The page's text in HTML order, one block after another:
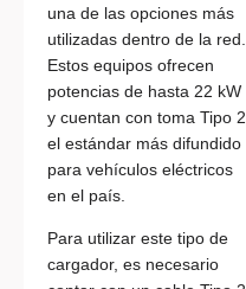
una de las opciones más
utilizadas dentro de la red.
Estos equipos ofrecen
potencias de hasta 22 kW
y cuentan con toma Tipo 2,
el estándar más difundido
para vehículos eléctricos
en el país.
Para utilizar este tipo de
cargador, es necesario